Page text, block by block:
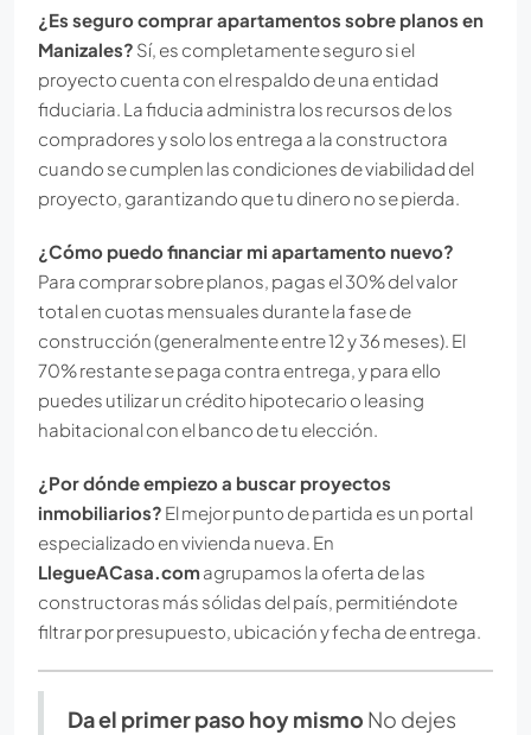
¿Es seguro comprar apartamentos sobre planos en
Manizales? Sí, es completamente seguro si el
proyecto cuenta con el respaldo de una entidad
fiduciaria. La fiducia administra los recursos de los
compradores y solo los entrega a la constructora
cuando se cumplen las condiciones de viabilidad del
proyecto, garantizando que tu dinero no se pierda.
¿Cómo puedo financiar mi apartamento nuevo?
Para comprar sobre planos, pagas el 30% del valor
total en cuotas mensuales durante la fase de
construcción (generalmente entre 12 y 36 meses). El
70% restante se paga contra entrega, y para ello
puedes utilizar un crédito hipotecario o leasing
habitacional con el banco de tu elección.
¿Por dónde empiezo a buscar proyectos
inmobiliarios? El mejor punto de partida es un portal
especializado en vivienda nueva. En
LlegueACasa.com agrupamos la oferta de las
constructoras más sólidas del país, permitiéndote
filtrar por presupuesto, ubicación y fecha de entrega.
Da el primer paso hoy mismo No dejes